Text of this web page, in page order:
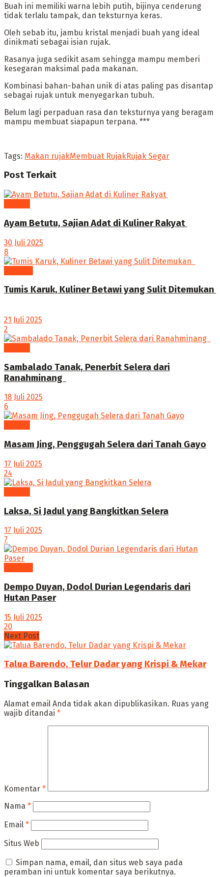
‎Buah ini memiliki warna lebih putih, bijinya cenderung
tidak terlalu tampak, dan teksturnya keras.
Oleh sebab itu, jambu kristal menjadi buah yang ideal
dinikmati sebagai isian rujak.
Rasanya juga sedikit asam sehingga mampu memberi
kesegaran maksimal pada makanan.
‎Kombinasi bahan-bahan unik di atas paling pas disantap
sebagai rujak untuk menyegarkan tubuh.
Belum lagi perpaduan rasa dan teksturnya yang beragam
mampu membuat siapapun terpana. ***
Tags: Makan rujakMembuat RujakRujak Segar
PostTerkait
Ayam Betutu, Sajian Adat di Kuliner Rakyat ‎
30 Juli 2025
8
Tumis Karuk, Kuliner Betawi yang Sulit Ditemukan
21 Juli 2025
2
Sambalado Tanak, Penerbit Selera dari
Ranahminang ‎
18 Juli 2025
6
Masam Jing, Penggugah Selera dari Tanah Gayo
17 Juli 2025
24
Laksa, Si Jadul yang Bangkitkan Selera
17 Juli 2025
7
Dempo Duyan, Dodol Durian Legendaris dari
Hutan Paser
15 Juli 2025
20
Next Post
Talua Barendo, Telur Dadar yang Krispi & Mekar
Tinggalkan Balasan
Alamat email Anda tidak akan dipublikasikan. Ruas yang
wajib ditandai *
Komentar *
Nama *
Email *
Situs Web
Simpan nama, email, dan situs web saya pada
peramban ini untuk komentar saya berikutnya.